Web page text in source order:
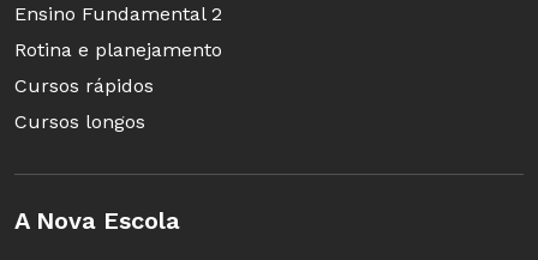
Ensino Fundamental 2
Rotina e planejamento
Cursos rápidos
Cursos longos
A Nova Escola